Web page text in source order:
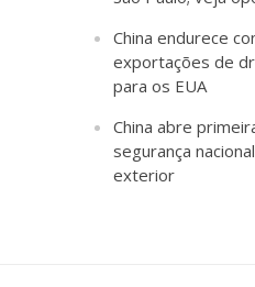
China endurece
exportações de
para os EUA
China abre
segurança
exterior